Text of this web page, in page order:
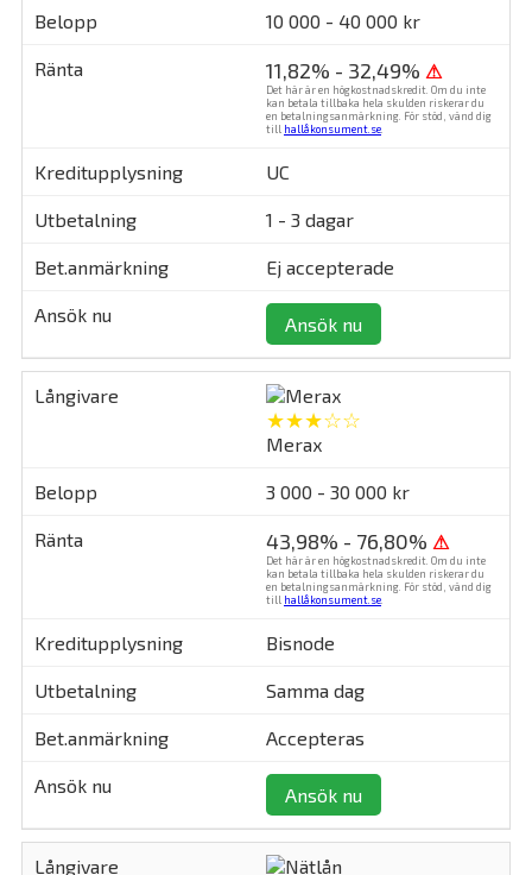
10 000 - 40 000 kr
11,82% - 32,49% ⚠
Det här är en högkostnadskredit. Om du inte
kan betala tillbaka hela skulden riskerar du
en betalningsanmärkning. För stöd, vänd dig
till hallåkonsument.se
UC
1 - 3 dagar
Ej accepterade
Ansök nu
★★★☆☆
Merax
3 000 - 30 000 kr
43,98% - 76,80% ⚠
Det här är en högkostnadskredit. Om du inte
kan betala tillbaka hela skulden riskerar du
en betalningsanmärkning. För stöd, vänd dig
till hallåkonsument.se
Bisnode
Samma dag
Accepteras
Ansök nu